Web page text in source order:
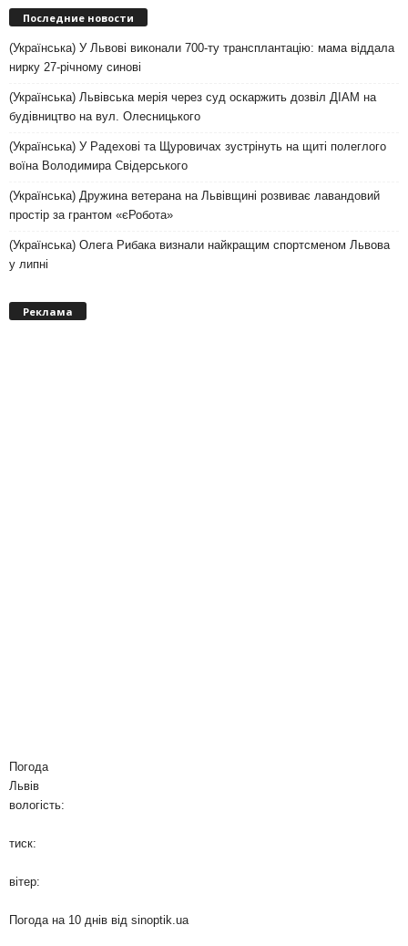
Последние новости
(Українська) У Львові виконали 700-ту трансплантацію: мама віддала
нирку 27-річному синові
(Українська) Львівська мерія через суд оскаржить дозвіл ДІАМ на
будівництво на вул. Олесницького
(Українська) У Радехові та Щуровичах зустрінуть на щиті полеглого
воїна Володимира Свідерського
(Українська) Дружина ветерана на Львівщині розвиває лавандовий
простір за грантом «єРобота»
(Українська) Олега Рибака визнали найкращим спортсменом Львова
у липні
Реклама
Погода
Львів
вологість:
тиск:
вітер:
Погода на 10 днів від sinoptik.ua